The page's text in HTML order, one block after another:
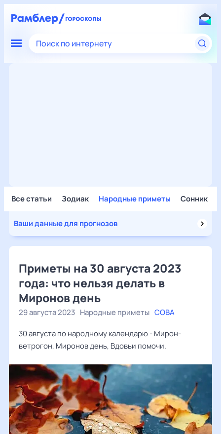
Поиск по интернету
Все статьи Зодиак Народные приметы Сонник
Ваши данные для прогнозов
Приметы на 30 августа 2023
года: что нельзя делать в
Миронов день
29 августа 2023 Народные приметы СОВА
30 августа по народному календарю - Мирон-
ветрогон, Миронов день, Вдовьи помочи.